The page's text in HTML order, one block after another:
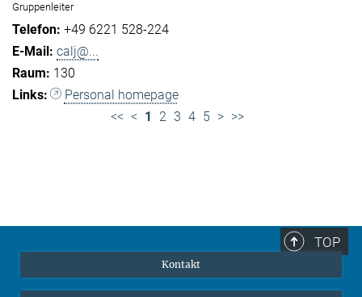
Gruppenleiter
+49 6221 528-224
calj@...
130
Personal homepage
<< < 1 2 3 4 5 > >>
TOP
Kontakt